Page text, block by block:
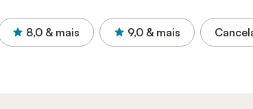
8,0 & mais 9,0 & mais